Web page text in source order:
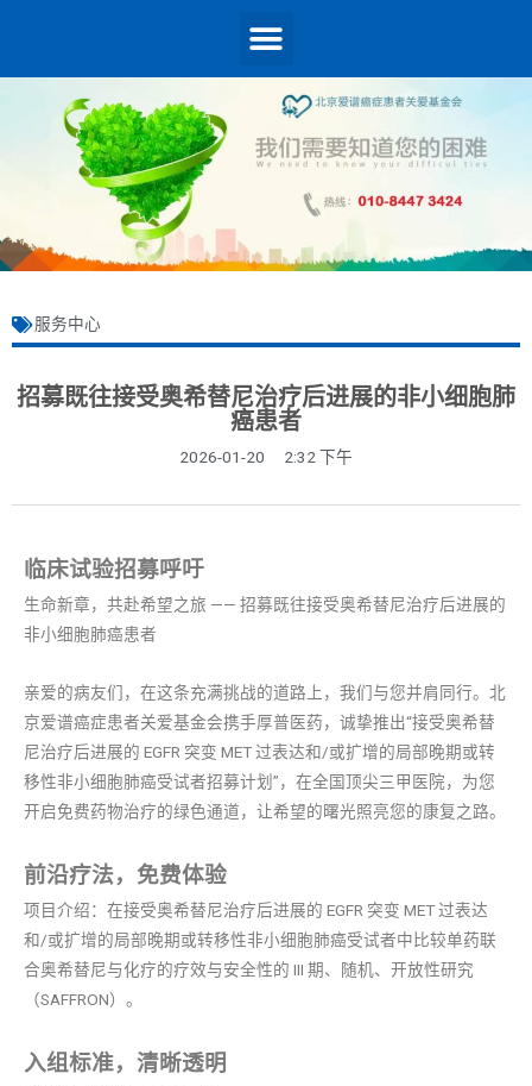
服务中心
招募既往接受奥希替尼治疗后进展的非小细胞肺
癌患者
2026-01-20 2:32 下午
临床试验招募呼吁
生命新章，共赴希望之旅 —— 招募既往接受奥希替尼治疗后进展的
非小细胞肺癌患者
亲爱的病友们，在这条充满挑战的道路上，我们与您并肩同行。北
京爱谱癌症患者关爱基金会携手厚普医药，诚挚推出“接受奥希替
尼治疗后进展的 EGFR 突变 MET 过表达和/或扩增的局部晚期或转
移性非小细胞肺癌受试者招募计划”，在全国顶尖三甲医院，为您
开启免费药物治疗的绿色通道，让希望的曙光照亮您的康复之路。
前沿疗法，免费体验
项目介绍：在接受奥希替尼治疗后进展的 EGFR 突变 MET 过表达
和/或扩增的局部晚期或转移性非小细胞肺癌受试者中比较单药联
合奥希替尼与化疗的疗效与安全性的 III 期、随机、开放性研究
（SAFFRON）。
入组标准，清晰透明